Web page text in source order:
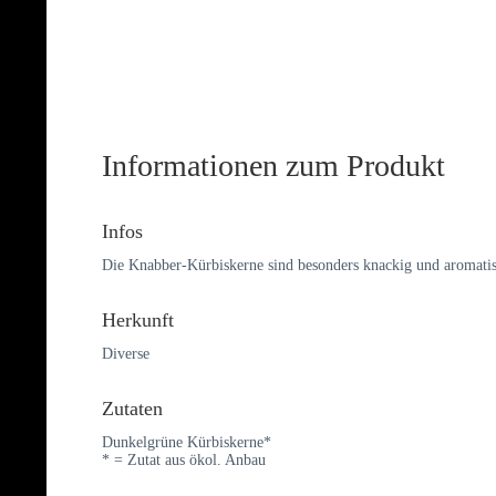
Informationen zum Produkt
Infos
Die Knabber-Kürbiskerne sind besonders knackig und
Herkunft
Diverse
Zutaten
Dunkelgrüne Kürbiskerne*
* = Zutat aus ökol. Anbau